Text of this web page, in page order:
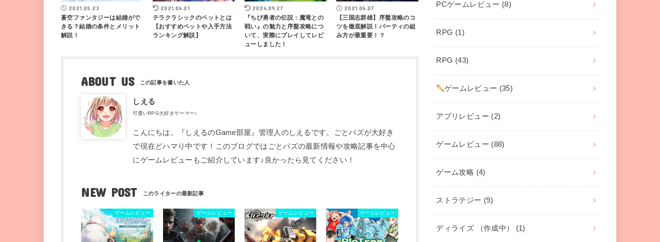
2021.05.23
蒼空ファンタジーは結婚がで
きる？結婚の条件とメリット
解説！
2021.06.21
テラクラシックのペットとは
【おすすめペットや入手方法
ランキング解説】
2024.09.27
『ちび勇者の伝説：魔竜との
戦い』の魅力と序盤攻略につ
いて、実際にプレイしてレビ
ューしました！
2021.06.07
【三国志群雄】序盤攻略のコ
ツを徹底解説！パーティの組
み方が最重要！？
ABOUT US
しえる
可愛いRPG大好きゲーマー♪
こんにちは。『しえるのGame部屋』管理人のしえるです。ごとパズが大好き
で現在どハマり中です！このブログではごとパズの最新情報や攻略記事を中心
にゲームレビューもご紹介しています♪良かったら見てください！
NEW POST
ゲームレビュー ゲームレビュー ゲームレビュー ゲームレビュー
PCゲームレビュー (8)
RPG (1)
RPG (43)
ゲームレビュー (35)
アプリレビュー (2)
ゲームレビュー (88)
ゲーム攻略 (4)
ストラテジー (9)
ディライズ （作成中） (1)